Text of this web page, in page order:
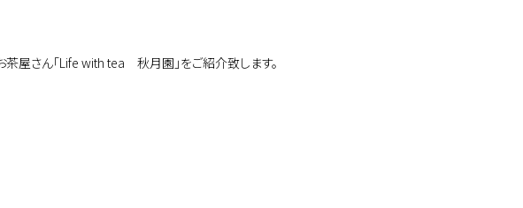
屋さん｢Life with tea 秋月園｣をご紹介致します。